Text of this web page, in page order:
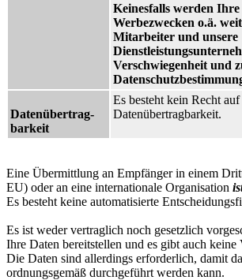
Keinesfalls werden Ihre
Werbezwecken o.ä.
Mitarbeiter und unsere
Verschwiegenheit und
Datenübertrag-
barkeit
Es besteht kein Recht auf
Datenübertragbarkeit.
Eine Übermittlung an Empfänger in einem
EU) oder an eine internationale Organisation
Es besteht keine automatisierte
Es ist weder vertraglich noch gesetzlich
Ihre Daten bereitstellen und es gibt auch
Die Daten sind allerdings erforderlich, damit
ordnungsgemäß durchgeführt werden kann.